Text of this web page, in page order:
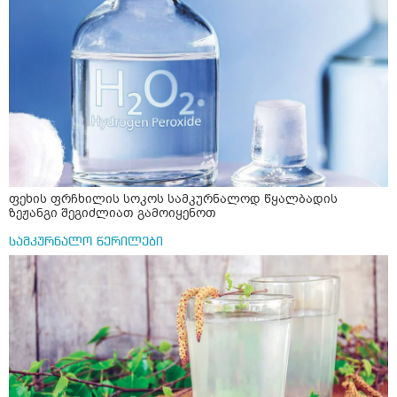
ფეხის ფრჩხილის სოკოს სამკურნალოდ წყალბადის
ზეჟანგი შეგიძლიათ გამოიყენოთ
სამკურნალო წერილები